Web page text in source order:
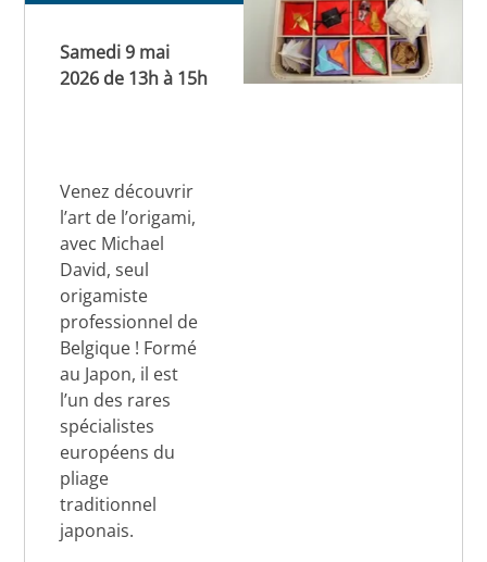
Samedi 9 mai
2026 de 13h à 15h
Venez découvrir
l’art de l’origami,
avec Michael
David, seul
origamiste
professionnel de
Belgique ! Formé
au Japon, il est
l’un des rares
spécialistes
européens du
pliage
traditionnel
japonais.